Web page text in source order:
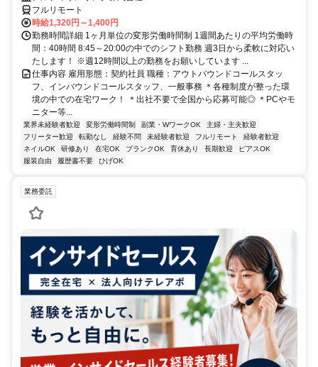
フルリモート
時給1,320円～1,400円
勤務時間詳細 1ヶ月単位の変形労働時間制 1週間あたりの平均労働時
間：40時間 8:45～20:00の中でのシフト勤務 週3日から柔軟に対応い
たします！ ※週12時間以上の勤務をお願いしています ...
仕事内容 雇用形態：契約社員 職種：アウトバウンドコールスタッ
フ、インバウンドコールスタッフ、一般事務 ＊各種制度が整った環
境の中での在宅ワーク！ ＊出社不要で全国から応募可能◎ ＊PCやモ
ニター等...
業界未経験者歓迎 変形労働時間制 副業・WワークOK
主婦・主夫歓迎
フリーター歓迎
転勤なし 経験不問 未経験者歓迎 フルリモート
経験者歓迎
ネイルOK
研修あり 在宅OK ブランクOK 育休あり 長期歓迎
ピアスOK
服装自由
履歴書不要 ひげOK
業務委託